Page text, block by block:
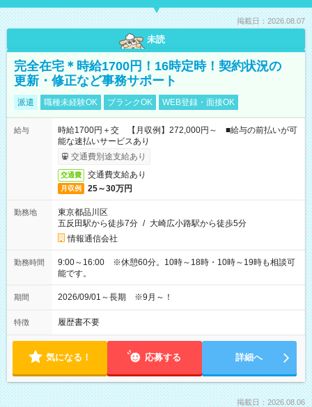
掲載日：2026.08.07
未読
完全在宅＊時給1700円！16時定時！契約状況の
更新・修正など事務サポート
派遣 職種未経験OK ブランクOK WEB登録・面接OK
給与
時給1700円＋交 【月収例】272,000円～ ■給与の前払いが可
能な速払いサービスあり
交通費別途支給あり
交通費 交通費支給あり
月収例 25～30万円
勤務地
東京都品川区
五反田駅から徒歩7分 / 大崎広小路駅から徒歩5分
情報通信会社
勤務時間
9:00～16:00 ※休憩60分。10時～18時・10時～19時も相談可
能です。
期間 2026/09/01～長期 ※9月～！
特徴 履歴書不要
気になる！ 応募する 詳細へ
掲載日：2026.08.06